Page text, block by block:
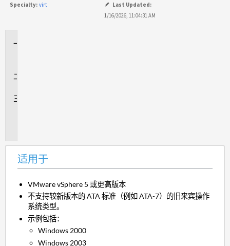
Specialty: virt
Last Updated:
1/16/2026, 11:04:31 AM
适用于
VMware vSphere 5 或更高版本
不支持较新版本的 ATA 标准（例如 ATA-7）的旧来宾操作
系统类型。
示例包括：
Windows 2000
Windows 2003